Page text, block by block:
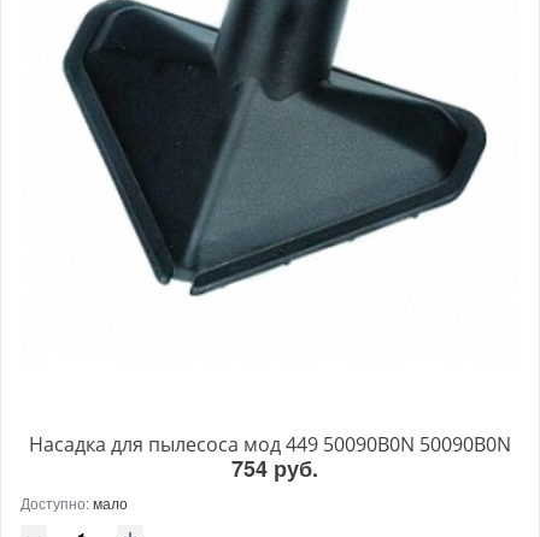
Насадка для пылесоса мод 449 50090B0N 50090B0N
754 руб.
Доступно:мало